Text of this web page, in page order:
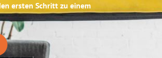
ersten Schritt zu einem